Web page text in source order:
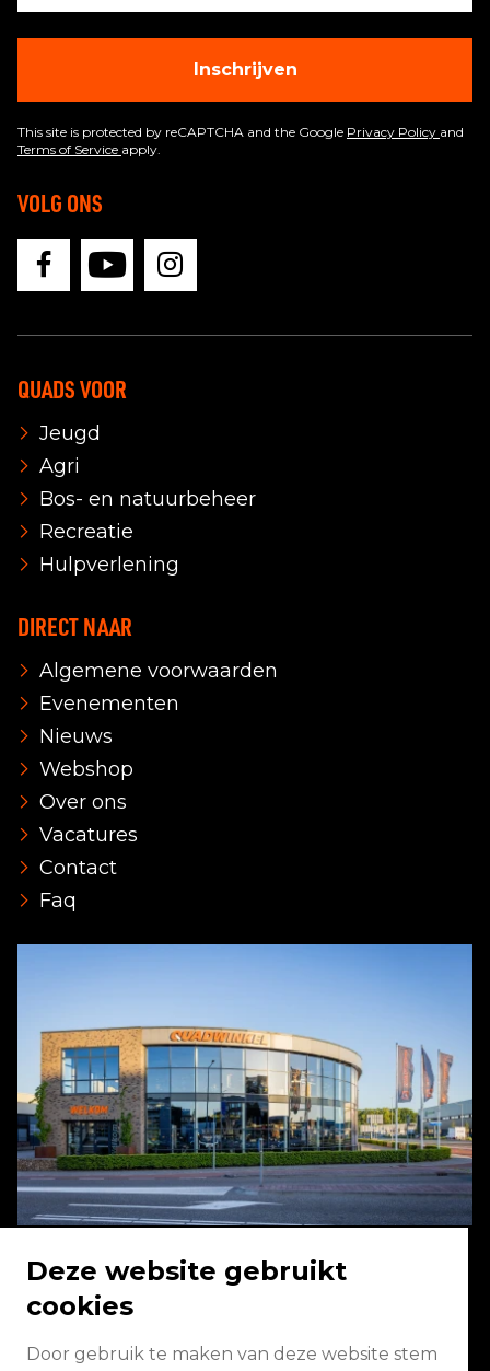
Inschrijven
This site is protected by reCAPTCHA and the Google Privacy Policy and
Terms of Service apply.
VOLG ONS
QUADS VOOR
Jeugd
Agri
Bos- en natuurbeheer
Recreatie
Hulpverlening
DIRECT NAAR
Algemene voorwaarden
Evenementen
Nieuws
Webshop
Over ons
Vacatures
Contact
Faq
Energieweg 2 3771 NA Barneveld
Vandaag geopend van 08:00 - 17:00
Deze website gebruikt
cookies
Door gebruik te maken van deze website stem